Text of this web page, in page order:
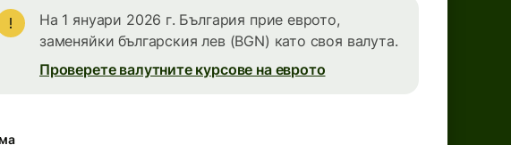
На 1 януари 2026 г. България прие еврото,
заменяйки българския лев (BGN) като своя валута.
Проверете валутните курсове на еврото